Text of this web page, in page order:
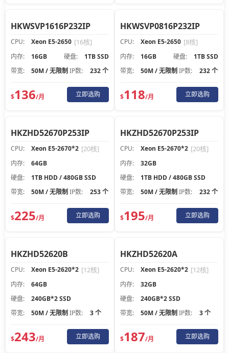
HKWSVP1616P232IP
CPU: Xeon E5-2650 [16核]
内存: 16GB 硬盘:
1TB SSD
带宽:
50M / 无限制 IP数: 232 个
$136/月 立即选购
HKWSVP0816P232IP
CPU: Xeon E5-2650 [8核]
内存: 16GB 硬盘:
1TB SSD
带宽:
50M / 无限制 IP数: 232 个
$118/月 立即选购
HKZHD52670P253IP
CPU: Xeon E5-2670*2 [20核]
内存:
64GB
硬盘:
1TB HDD / 480GB SSD
带宽:
50M / 无限制 IP数: 253 个
$225/月 立即选购
HKZHD52670P253IP
CPU: Xeon E5-2670*2 [20核]
内存:
32GB
硬盘:
1TB HDD / 480GB SSD
带宽:
50M / 无限制 IP数: 232 个
$195/月 立即选购
HKZHD52620B
CPU: Xeon E5-2620*2 [12核]
内存:
64GB
硬盘:
240GB*2 SSD
带宽:
50M / 无限制 IP数: 3 个
$243/月 立即选购
HKZHD52620A
CPU: Xeon E5-2620*2 [12核]
内存:
32GB
硬盘:
240GB*2 SSD
带宽:
50M / 无限制 IP数: 3 个
$187/月 立即选购